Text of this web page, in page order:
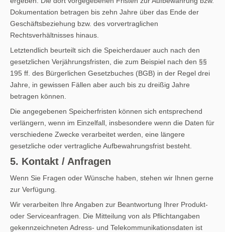
Dokumentation betragen bis zehn Jahre über das Ende der
Geschäftsbeziehung bzw. des vorvertraglichen
Rechtsverhältnisses hinaus.
Letztendlich beurteilt sich die Speicherdauer auch nach den
gesetzlichen Verjährungsfristen, die zum Beispiel nach den §§
195 ff. des Bürgerlichen Gesetzbuches (BGB) in der Regel drei
Jahre, in gewissen Fällen aber auch bis zu dreißig Jahre
betragen können.
Die angegebenen Speicherfristen können sich entsprechend
verlängern, wenn im Einzelfall, insbesondere wenn die Daten für
verschiedene Zwecke verarbeitet werden, eine längere
gesetzliche oder vertragliche Aufbewahrungsfrist besteht.
5. Kontakt / Anfragen
Wenn Sie Fragen oder Wünsche haben, stehen wir Ihnen gerne
zur Verfügung.
Wir verarbeiten Ihre Angaben zur Beantwortung Ihrer Produkt-
oder Serviceanfragen. Die Mitteilung von als Pflichtangaben
gekennzeichneten Adress- und Telekommunikationsdaten ist